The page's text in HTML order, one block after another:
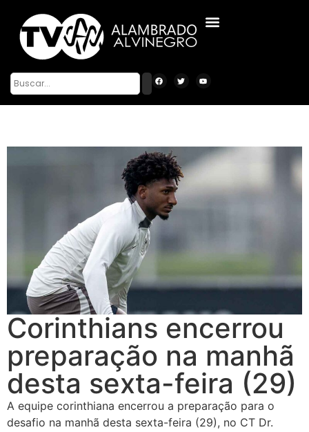
Corinthians encerrou
preparação na manhã
desta sexta-feira (29)
A equipe corinthiana encerrou a preparação para o
desafio na manhã desta sexta-feira (29), no CT Dr.